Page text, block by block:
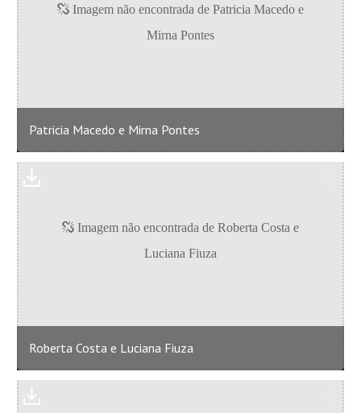
Patricia Macedo e Mirna Pontes
Roberta Costa e Luciana Fiuza